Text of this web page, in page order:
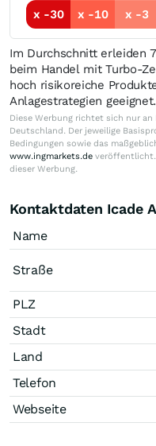
x -30
x -10 x -3
Im Durchschnitt erleiden
beim Handel mit Turbo-
hoch risikoreiche
Anlagestrategien geeignet.
Diese Werbung richtet sich nur
Deutschland. Der jeweilige
Bedingungen sowie das
www.ingmarkets.de veröffentlicht.
dieser Werbung.
Kontaktdaten Icade
Name
Straße
PLZ
Stadt
Land
Telefon
Webseite